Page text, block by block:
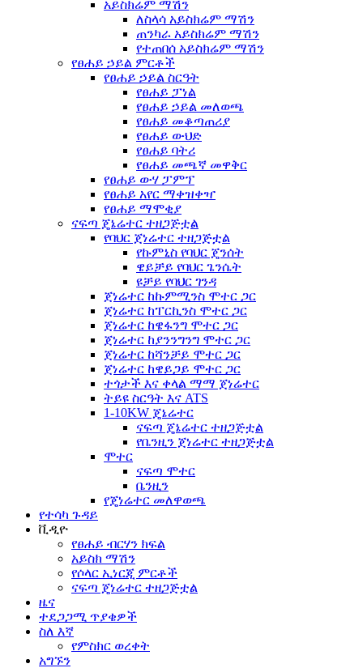
አይስክሬም ማሽን
ለስላሳ አይስክሬም ማሽን
ጠንካራ አይስክሬም ማሽን
የተጠበሰ አይስክሬም ማሽን
የፀሐይ ኃይል ምርቶች
የፀሐይ ኃይል ስርዓት
የፀሐይ ፓነል
የፀሐይ ኃይል መለወጫ
የፀሐይ መቆጣጠሪያ
የፀሐይ ውህድ
የፀሐይ ባትሪ
የፀሐይ መጫኛ መዋቅር
የፀሐይ ውሃ ፓምፕ
የፀሐይ አየር ማቀዝቀዣ
የፀሐይ ማሞቂያ
ናፍጣ ጄኔሬተር ተዘጋጅቷል
የባህር ጀነሬተር ተዘጋጅቷል
የኩምኒስ የባህር ጄንሰት
ዌይቻይ የባህር ጌንሴት
ዩቻይ የባህር ገንዳ
ጀነሬተር ከኩምሚንስ ሞተር ጋር
ጀነሬተር ከፐርኪንስ ሞተር ጋር
ጀነሬተር ከዌፋንግ ሞተር ጋር
ጀነሬተር ከያንንግንግ ሞተር ጋር
ጀነሬተር ከሻንቻይ ሞተር ጋር
ጀነሬተር ከዌይጋይ ሞተር ጋር
ተጎታች እና ቀላል ማማ ጀነሬተር
ትይዩ ስርዓት እና ATS
1-10KW ጄኔሬተር
ናፍጣ ጄኔሬተር ተዘጋጅቷል
የቤንዚን ጀነሬተር ተዘጋጅቷል
ሞተር
ናፍጣ ሞተር
ቤንዚን
የጄነሬተር መለዋወጫ
የተሳካ ጉዳይ
ቪዲዮ
የፀሐይ ብርሃን ክፍል
አይስክ ማሽን
የሶላር ኢነርጂ ምርቶች
ናፍጣ ጄነሬተር ተዘጋጅቷል
ዜና
ተደጋጋሚ ጥያቄዎች
ስለ እኛ
የምስክር ወረቀት
አግኙን